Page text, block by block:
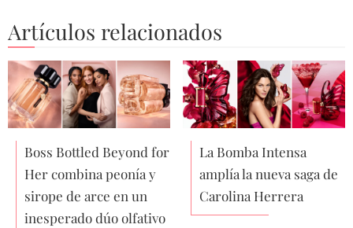
Artículos relacionados
Boss Bottled Beyond for
Her combina peonía y
sirope de arce en un
inesperado dúo olfativo
La Bomba Intensa
amplía la nueva saga de
Carolina Herrera